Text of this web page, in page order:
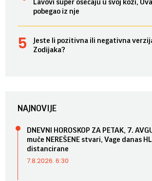
Lavovi super osećaju u svoj koži,
pobegao iz nje
Jeste li pozitivna ili negativna
Zodijaka?
NAJNOVIJE
DNEVNI HOROSKOP ZA PETAK, 7.
muče NEREŠENE stvari, Vage danas
distancirane
7.8.2026. 6:30